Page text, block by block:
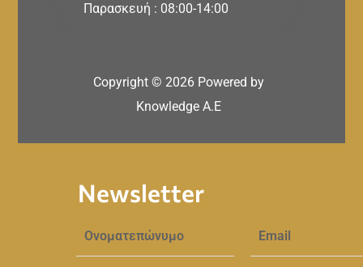
Παρασκευή : 08:00-14:00
Copyright © 2026 Powered by
Knowledge A.E
Newsletter